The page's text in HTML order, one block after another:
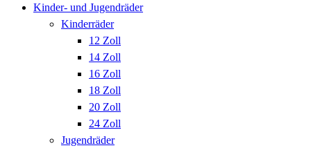
Kinder- und Jugendräder
Kinderräder
12 Zoll
14 Zoll
16 Zoll
18 Zoll
20 Zoll
24 Zoll
Jugendräder